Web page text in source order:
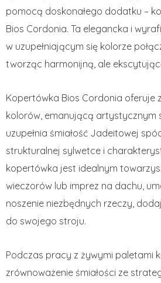
pomocą doskonałego dodatku –
Bios Cordonia. Ta elegancka i
w uzupełniającym się kolorze
tworząc harmonijną, ale
Kopertówka Bios Cordonia oferuje
kolorów, emanującą artystycznym
uzupełnia śmiałość Jadeitowej
strukturalnej sylwetce i
kopertówka jest idealnym
wieczorów lub imprez na dachu,
noszenie niezbędnych rzeczy,
do swojego stroju.
Podczas pracy z żywymi paletami
zrównoważenie śmiałości ze